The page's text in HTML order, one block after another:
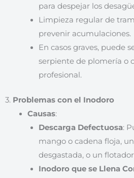
para despejar los
Limpieza regular de
prevenir acumulaciones.
En casos graves, puede
serpiente de plomería o
profesional.
3. Problemas con el Inodoro
Causas:
Descarga Defectuosa:
mango o cadena floja,
desgastada, o un
Inodoro que se Llena